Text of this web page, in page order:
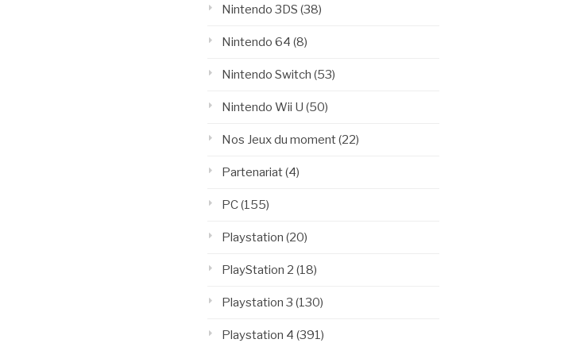
Nintendo 3DS (38)
Nintendo 64 (8)
Nintendo Switch (53)
Nintendo Wii U (50)
Nos Jeux du moment(22)
Partenariat(4)
PC(155)
Playstation (20)
PlayStation 2 (18)
Playstation 3 (130)
Playstation 4 (391)